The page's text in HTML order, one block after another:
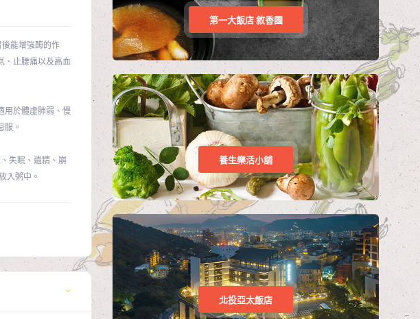
能增強酶的作
、止腰痛以及高血
用於體虛肺弱、慢
服。
失眠、遺精、崩
入粥中。
第一大飯店 敘香園
養生樂活小舖
北投亞太飯店